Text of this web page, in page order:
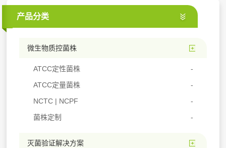
产品分类
微生物质控菌株
ATCC定性菌株
ATCC定量菌株
NCTC | NCPF
菌株定制
灭菌验证解决方案